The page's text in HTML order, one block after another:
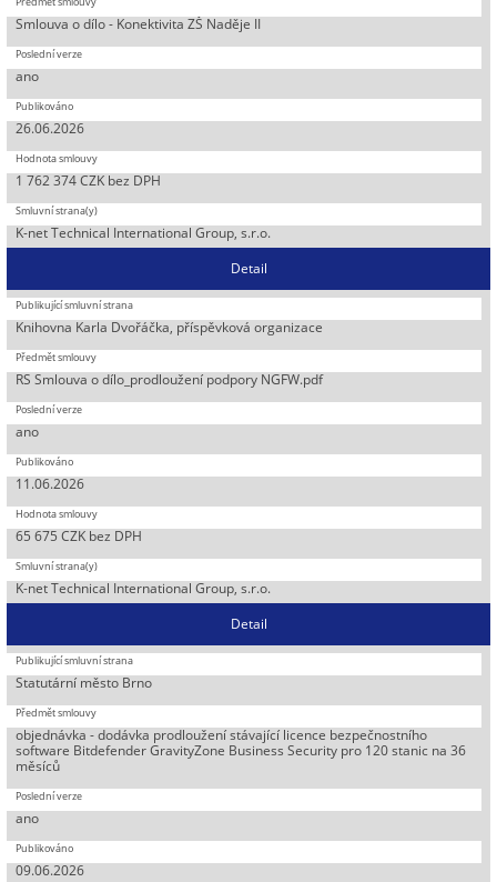
Smlouva o dílo - Konektivita ZŠ Naděje II
ano
26.06.2026
1 762 374 CZK bez DPH
K-net Technical International Group, s.r.o.
Detail
Knihovna Karla Dvořáčka, příspěvková organizace
RS Smlouva o dílo_prodloužení podpory NGFW.pdf
ano
11.06.2026
65 675 CZK bez DPH
K-net Technical International Group, s.r.o.
Detail
Statutární město Brno
objednávka - dodávka prodloužení stávající licence bezpečnostního
software Bitdefender GravityZone Business Security pro 120 stanic na 36
měsíců
ano
09.06.2026